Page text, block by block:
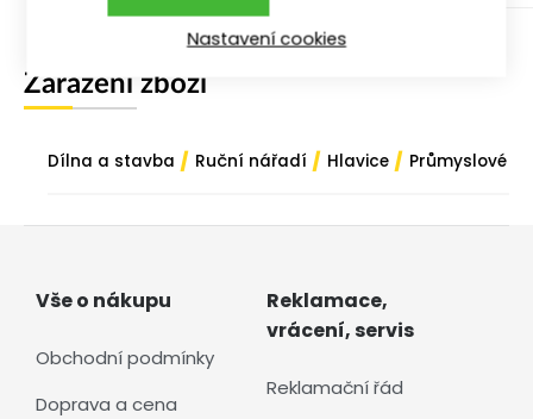
Koupit
Zařazení zboží
Dílna a stavba / Ruční nářadí / Hlavice / Průmyslové
Vše o nákupu
Obchodní podmínky
Doprava a cena
Reklamace,
vrácení, servis
Reklamační řád
Nastavení cookies